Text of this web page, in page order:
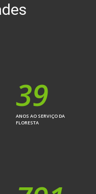
39
ANOS AO SERVIÇO DA
FLORESTA